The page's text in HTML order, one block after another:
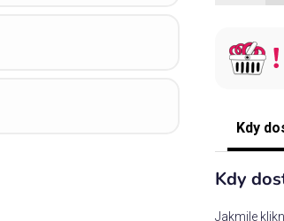
Kdy
Kdy
Jakmile